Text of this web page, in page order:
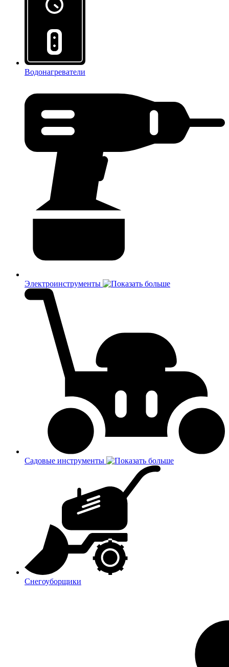
Водонагреватели
Электроинструменты
Садовые инструменты
Снегоуборщики